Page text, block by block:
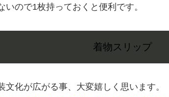
いので1枚持っておくと便利です。
着物スリップ
文化が広がる事、大変嬉しく思います。